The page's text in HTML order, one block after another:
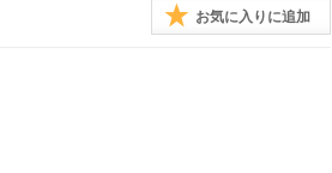
お気に入りに追加